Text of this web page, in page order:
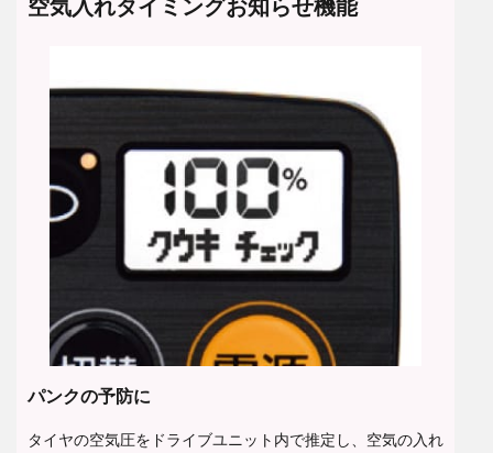
空気入れタイミングお知らせ機能
パンクの予防に
タイヤの空気圧をドライブユニット内で推定し、空気の入れ